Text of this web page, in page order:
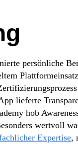
persönliche
lieferte
hob
wertvoll
Expertise,